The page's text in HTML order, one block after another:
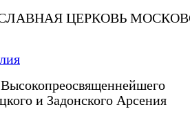
ЦЕРКОВЬ
и Задонского Арсения